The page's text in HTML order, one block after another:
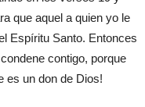
que aquel a quien yo le
Espíritu Santo. Entonces
contigo, porque
es un don de Dios!